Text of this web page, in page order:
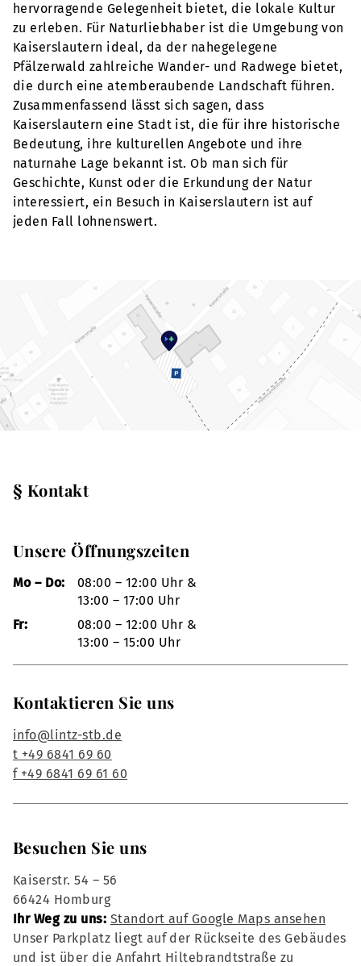
hervorragende Gelegenheit bietet, die lokale Kultur
zu erleben. Für Naturliebhaber ist die Umgebung von
Kaiserslautern ideal, da der nahegelegene
Pfälzerwald zahlreiche Wander- und Radwege bietet,
die durch eine atemberaubende Landschaft führen.
Zusammenfassend lässt sich sagen, dass
Kaiserslautern eine Stadt ist, die für ihre historische
Bedeutung, ihre kulturellen Angebote und ihre
naturnahe Lage bekannt ist. Ob man sich für
Geschichte, Kunst oder die Erkundung der Natur
interessiert, ein Besuch in Kaiserslautern ist auf
jeden Fall lohnenswert.
§ Kontakt
Unsere Öffnungszeiten
Mo – Do:
08:00 – 12:00 Uhr &
13:00 – 17:00 Uhr
Fr:
08:00 – 12:00 Uhr &
13:00 – 15:00 Uhr
Kontaktieren Sie uns
info@lintz-stb.de
t +49 6841 69 60
f +49 6841 69 61 60
Besuchen Sie uns
Kaiserstr. 54 – 56
66424 Homburg
Ihr Weg zu uns: Standort auf Google Maps ansehen
Unser Parkplatz liegt auf der Rückseite des Gebäudes
und ist über die Anfahrt Hiltebrandtstraße zu